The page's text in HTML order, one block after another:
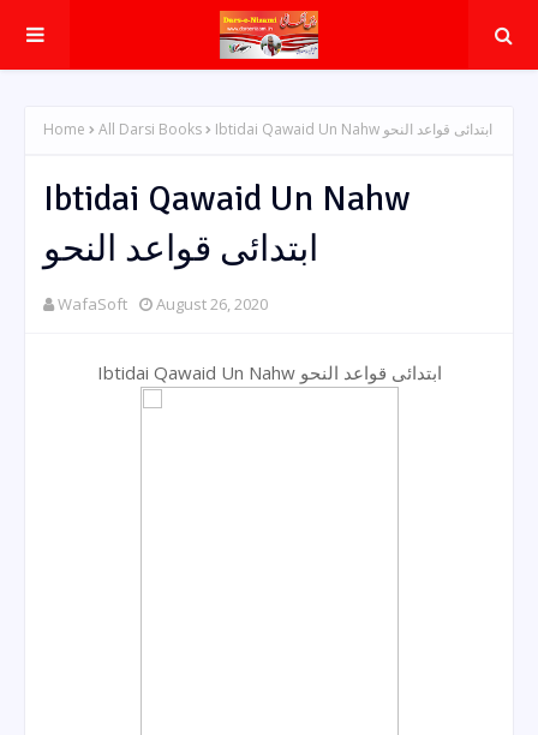
Home All Darsi Books Ibtidai Qawaid Un Nahw ابتدائی قواعد النحو
Ibtidai Qawaid Un Nahw
ابتدائی قواعد النحو
WafaSoft August 26, 2020
Ibtidai Qawaid Un Nahw ابتدائی قواعد النحو